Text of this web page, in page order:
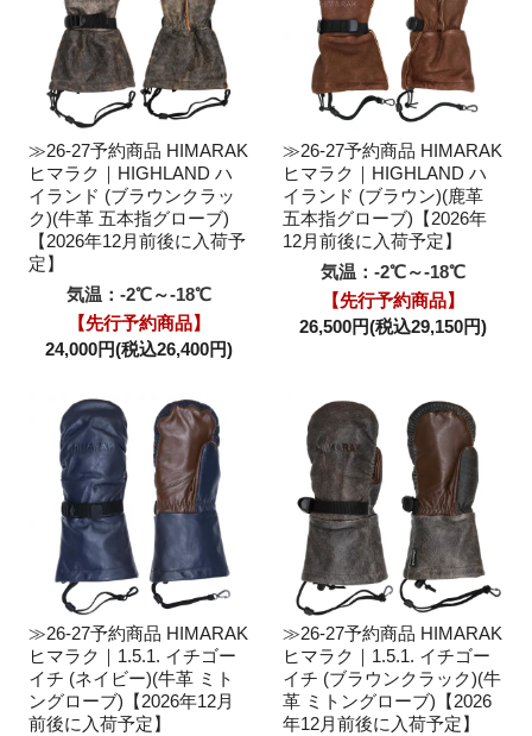
≫26-27予約商品 HIMARAK
ヒマラク｜HIGHLAND ハ
イランド (ブラウンクラッ
ク)(牛革 五本指グローブ)
【2026年12月前後に入荷予
定】
気温：-2℃～-18℃
【先行予約商品】
24,000円(税込26,400円)
≫26-27予約商品 HIMARAK
ヒマラク｜HIGHLAND ハ
イランド (ブラウン)(鹿革
五本指グローブ)【2026年
12月前後に入荷予定】
気温：-2℃～-18℃
【先行予約商品】
26,500円(税込29,150円)
≫26-27予約商品 HIMARAK
ヒマラク｜1.5.1. イチゴー
イチ (ネイビー)(牛革 ミト
ングローブ)【2026年12月
前後に入荷予定】
≫26-27予約商品 HIMARAK
ヒマラク｜1.5.1. イチゴー
イチ (ブラウンクラック)(牛
革 ミトングローブ)【2026
年12月前後に入荷予定】